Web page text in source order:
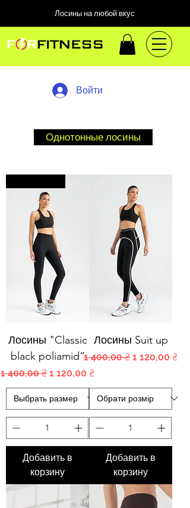
Лосины на любой вкус
Войти
Однотонные лосины
Лосины "Classic
black poliamid”
Обычная цена
1 400,00 ₴ Цена со скидкой
1 120,00 ₴
Добавить в
корзину
Лосины Suit up
Обычная цена
1 400,00 ₴ Цена со
1 120,00 ₴
Добавить в
корзину